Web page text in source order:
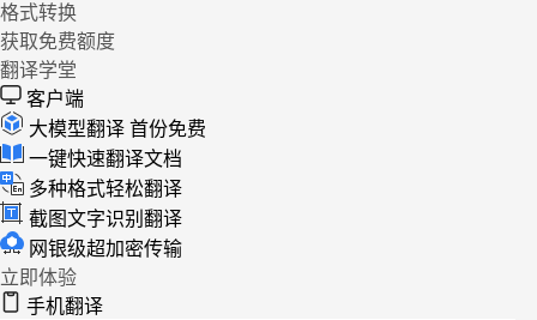
格式转换
获取免费额度
翻译学堂
客户端
大模型翻译 首份免费
一键快速翻译文档
多种格式轻松翻译
截图文字识别翻译
网银级超加密传输
立即体验
手机翻译